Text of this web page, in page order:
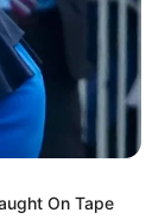
80s & This Is
On Tape